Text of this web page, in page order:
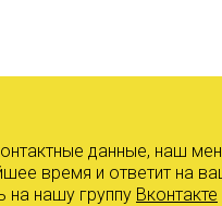
данные, наш
время и ответит на
на нашу группу Вконтакте